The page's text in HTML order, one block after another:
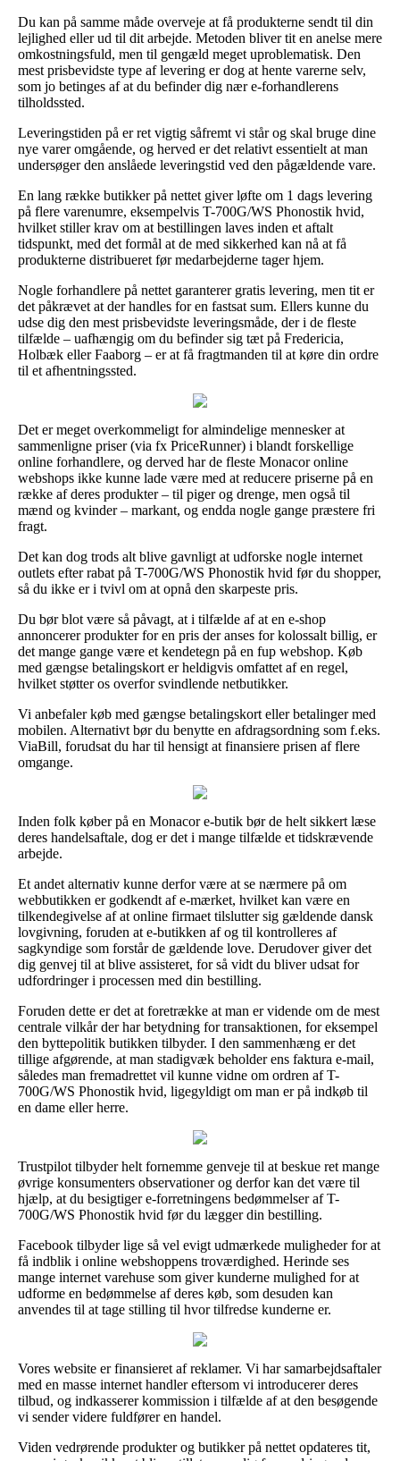
Du kan på samme måde overveje at få produkterne sendt til din
lejlighed eller ud til dit arbejde. Metoden bliver tit en anelse mere
omkostningsfuld, men til gengæld meget uproblematisk. Den
mest prisbevidste type af levering er dog at hente varerne selv,
som jo betinges af at du befinder dig nær e-forhandlerens
tilholdssted.
Leveringstiden på er ret vigtig såfremt vi står og skal bruge dine
nye varer omgående, og herved er det relativt essentielt at man
undersøger den anslåede leveringstid ved den pågældende vare.
En lang række butikker på nettet giver løfte om 1 dags levering
på flere varenumre, eksempelvis T-700G/WS Phonostik hvid,
hvilket stiller krav om at bestillingen laves inden et aftalt
tidspunkt, med det formål at de med sikkerhed kan nå at få
produkterne distribueret før medarbejderne tager hjem.
Nogle forhandlere på nettet garanterer gratis levering, men tit er
det påkrævet at der handles for en fastsat sum. Ellers kunne du
udse dig den mest prisbevidste leveringsmåde, der i de fleste
tilfælde – uafhængig om du befinder sig tæt på Fredericia,
Holbæk eller Faaborg – er at få fragtmanden til at køre din ordre
til et afhentningssted.
Det er meget overkommeligt for almindelige mennesker at
sammenligne priser (via fx PriceRunner) i blandt forskellige
online forhandlere, og derved har de fleste Monacor online
webshops ikke kunne lade være med at reducere priserne på en
række af deres produkter – til piger og drenge, men også til
mænd og kvinder – markant, og endda nogle gange præstere fri
fragt.
Det kan dog trods alt blive gavnligt at udforske nogle internet
outlets efter rabat på T-700G/WS Phonostik hvid før du shopper,
så du ikke er i tvivl om at opnå den skarpeste pris.
Du bør blot være så påvagt, at i tilfælde af at en e-shop
annoncerer produkter for en pris der anses for kolossalt billig, er
det mange gange være et kendetegn på en fup webshop. Køb
med gængse betalingskort er heldigvis omfattet af en regel,
hvilket støtter os overfor svindlende netbutikker.
Vi anbefaler køb med gængse betalingskort eller betalinger med
mobilen. Alternativt bør du benytte en afdragsordning som f.eks.
ViaBill, forudsat du har til hensigt at finansiere prisen af flere
omgange.
Inden folk køber på en Monacor e-butik bør de helt sikkert læse
deres handelsaftale, dog er det i mange tilfælde et tidskrævende
arbejde.
Et andet alternativ kunne derfor være at se nærmere på om
webbutikken er godkendt af e-mærket, hvilket kan være en
tilkendegivelse af at online firmaet tilslutter sig gældende dansk
lovgivning, foruden at e-butikken af og til kontrolleres af
sagkyndige som forstår de gældende love. Derudover giver det
dig genvej til at blive assisteret, for så vidt du bliver udsat for
udfordringer i processen med din bestilling.
Foruden dette er det at foretrække at man er vidende om de mest
centrale vilkår der har betydning for transaktionen, for eksempel
den byttepolitik butikken tilbyder. I den sammenhæng er det
tillige afgørende, at man stadigvæk beholder ens faktura e-mail,
således man fremadrettet vil kunne vidne om ordren af T-
700G/WS Phonostik hvid, ligegyldigt om man er på indkøb til
en dame eller herre.
Trustpilot tilbyder helt fornemme genveje til at beskue ret mange
øvrige konsumenters observationer og derfor kan det være til
hjælp, at du besigtiger e-forretningens bedømmelser af T-
700G/WS Phonostik hvid før du lægger din bestilling.
Facebook tilbyder lige så vel evigt udmærkede muligheder for at
få indblik i online webshoppens troværdighed. Herinde ses
mange internet varehuse som giver kunderne mulighed for at
udforme en bedømmelse af deres køb, som desuden kan
anvendes til at tage stilling til hvor tilfredse kunderne er.
Vores website er finansieret af reklamer. Vi har samarbejdsaftaler
med en masse internet handler eftersom vi introducerer deres
tilbud, og indkasserer kommission i tilfælde af at den besøgende
vi sender videre fuldfører en handel.
Viden vedrørende produkter og butikker på nettet opdateres tit,